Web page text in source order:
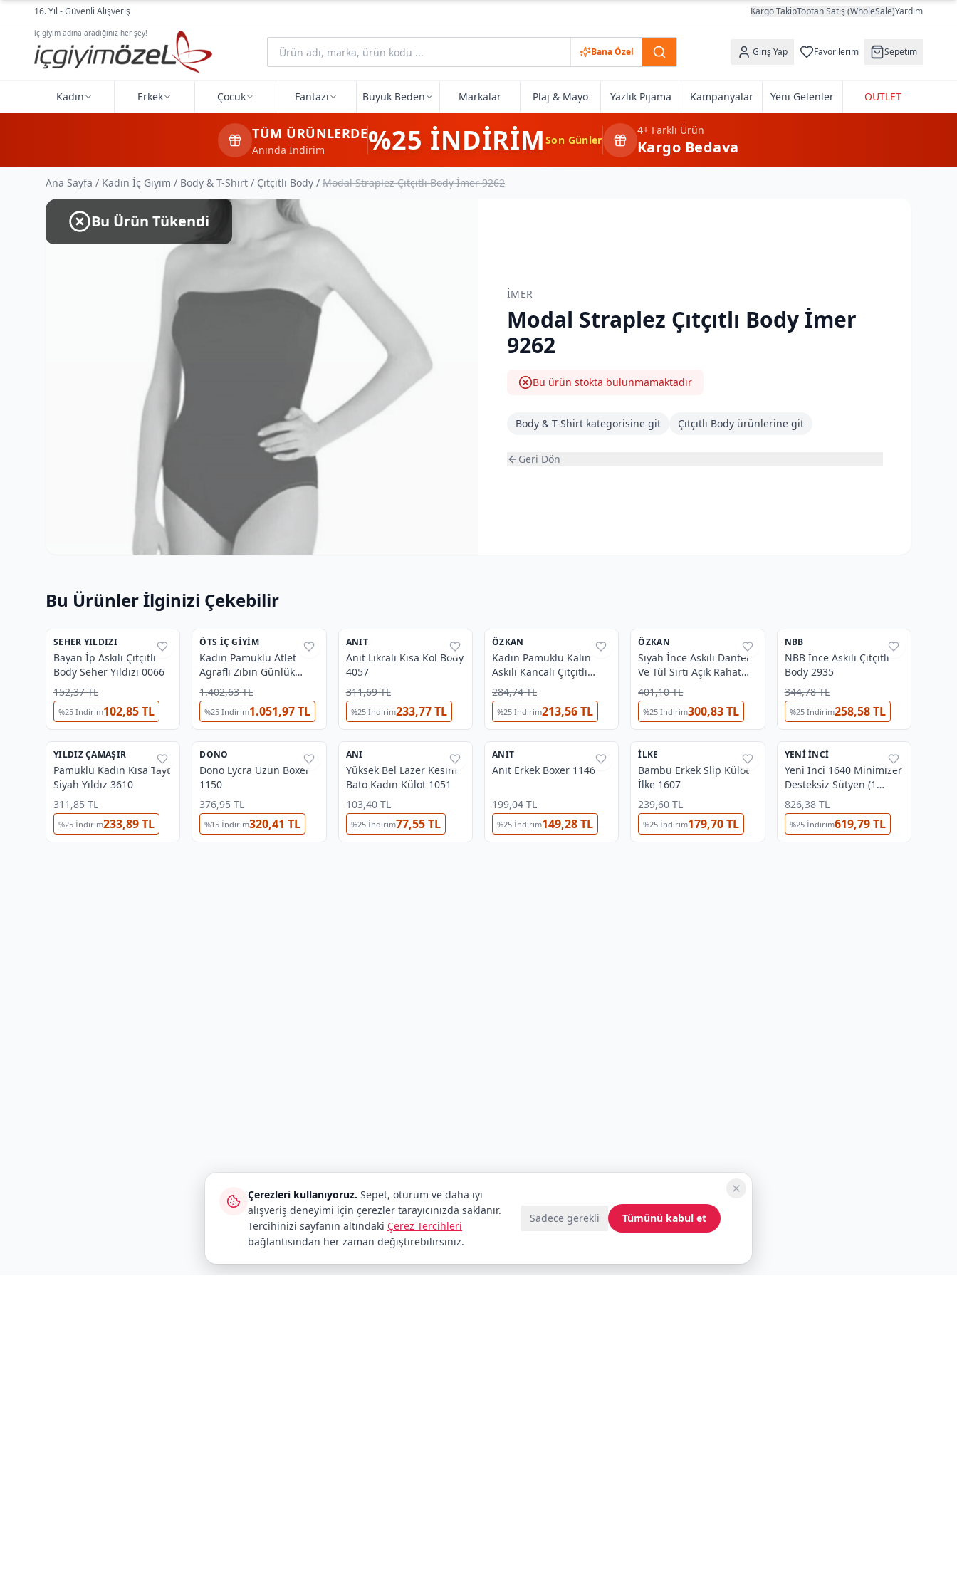
Ana içeriğe geç16. Yıl - Güvenli Alışveriş Kargo TakipToptan Satış (WholeSale)Yardım
iç giyim adına aradığınız her şey!
Bana Özel Giriş Yap Favorilerim Sepetim
Kadın Erkek Çocuk Fantazi Büyük Beden Markalar Plaj & Mayo Yazlık Pijama Kampanyalar Yeni Gelenler OUTLET
TÜM ÜRÜNLERDE
Anında İndirim %25 İNDİRİMSon Günler
4+Farklı Ürün
Kargo Bedava
Ana Sayfa / Kadın İç Giyim / Body & T-Shirt / Çıtçıtlı Body / Modal Straplez Çıtçıtlı Body İmer 9262
Bu Ürün Tükendi
İMER
Modal Straplez Çıtçıtlı Body İmer
9262
Bu ürün stokta bulunmamaktadır
Body & T-Shirt kategorisine git Çıtçıtlı Body ürünlerine git
Geri Dön
Bu Ürünler İlginizi Çekebilir
%44
SEHER YILDIZI
Bayan İp Askılı Çıtçıtlı
Body Seher Yıldızı 0066
152,37 TL
%25 İndirim102,85 TL
%37
ÖTS İÇ GIYIM
Kadın Pamuklu Atlet
Agraflı Zıbın Günlük
Rahat Kesim Öts 3160 -
6 ADET
1.402,63 TL
%25 İndirim1.051,97 TL
%31
ANIT
Anıt Likralı Kısa Kol Body
4057
311,69 TL
%25İndirim233,77 TL
%42
ÖZKAN
Kadın Pamuklu Kalın
Askılı Kancalı Çıtçıtlı
Örme Body Özkan 0602
284,74 TL
%25İndirim213,56 TL
%41
ÖZKAN
Siyah İnce Askılı Dantel
Ve Tül Sırtı Açık Rahat
Kancalı Çıtçıtlı Body
Özkan 26835
401,10 TL
%25 İndirim300,83 TL
%39
NBB
NBB İnce Askılı Çıtçıtlı
Body 2935
344,78 TL
%25İndirim258,58 TL
%37
YILDIZ ÇAMAŞIR
Pamuklu Kadın Kısa Tayt
Siyah Yıldız 3610
311,85 TL
%25 İndirim233,89 TL
%27
⭐Yıldız Fırsat
4
DONO
Dono Lycra Uzun Boxer
1150
376,95 TL
%15 İndirim320,41 TL
%37
3
ANI
Yüksek Bel Lazer Kesim
Bato Kadın Külot 1051
103,40 TL
%25İndirim77,55 TL
%31
5
ANIT
Anıt Erkek Boxer 1146
199,04 TL
%25İndirim149,28 TL
%41
4
İLKE
Bambu Erkek Slip Külot
İlke 1607
239,60 TL
%25 İndirim179,70 TL
%27
3
YENI İNCI
Yeni İnci 1640 Minimizer
Desteksiz Sütyen (1
Beden Küçültür)
826,38 TL
%25İndirim619,79 TL
Çerezleri kullanıyoruz. Sepet, oturum ve daha iyi
alışveriş deneyimi için çerezler tarayıcınızda saklanır.
Tercihinizi sayfanın altındaki Çerez Tercihleri
bağlantısından her zaman değiştirebilirsiniz.
Sadece gerekli Tümünü kabul et